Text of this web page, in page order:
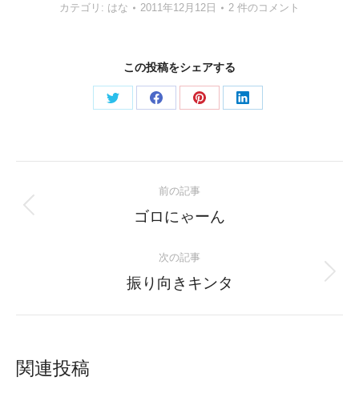
カテゴリ: はな 2011年12月12日 2 件のコメント
この投稿をシェアする
Share
Share
Share
Share
navigation
前の記事
Previous
ゴロにゃーん
次の記事
Next
振り向きキンタ
関連投稿